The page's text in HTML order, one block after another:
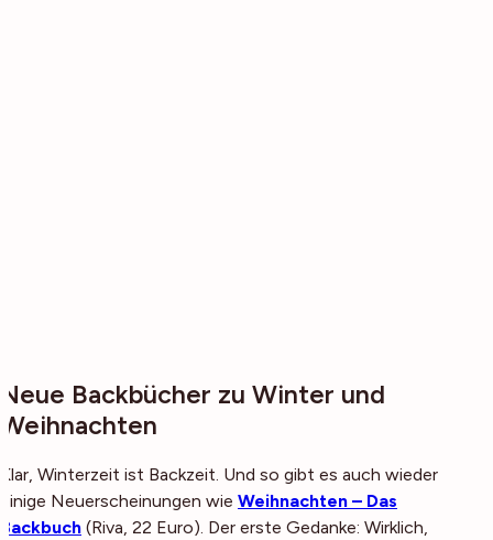
Neue Backbücher zu Winter und
Weihnachten
Klar, Winterzeit ist Backzeit. Und so gibt es auch wieder
einige Neuerscheinungen wie Weihnachten – Das
Backbuch (Riva, 22 Euro). Der erste Gedanke: Wirklich,